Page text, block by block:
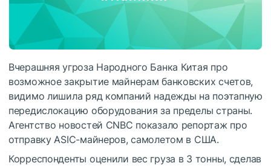
Вчерашняя угроза Народного Банка Китая про
возможное закрытие майнерам банковских счетов,
видимо лишила ряд компаний надежды на поэтапную
передислокацию оборудования за пределы страны.
Агентство новостей CNBC показало репортаж про
отправку ASIC-майнеров, самолетом в США.
Корреспонденты оценили вес груза в 3 тонны, сделав